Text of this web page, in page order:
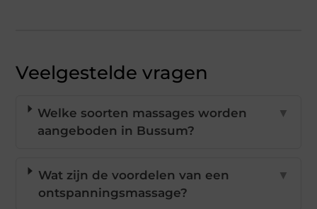
Veelgestelde vragen
Welke soorten massages worden
aangeboden in Bussum?
▼
Wat zijn de voordelen van een
ontspanningsmassage?
▼